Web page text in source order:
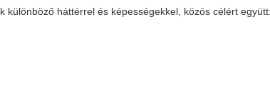
különböző háttérrel és képességekkel, közös célért